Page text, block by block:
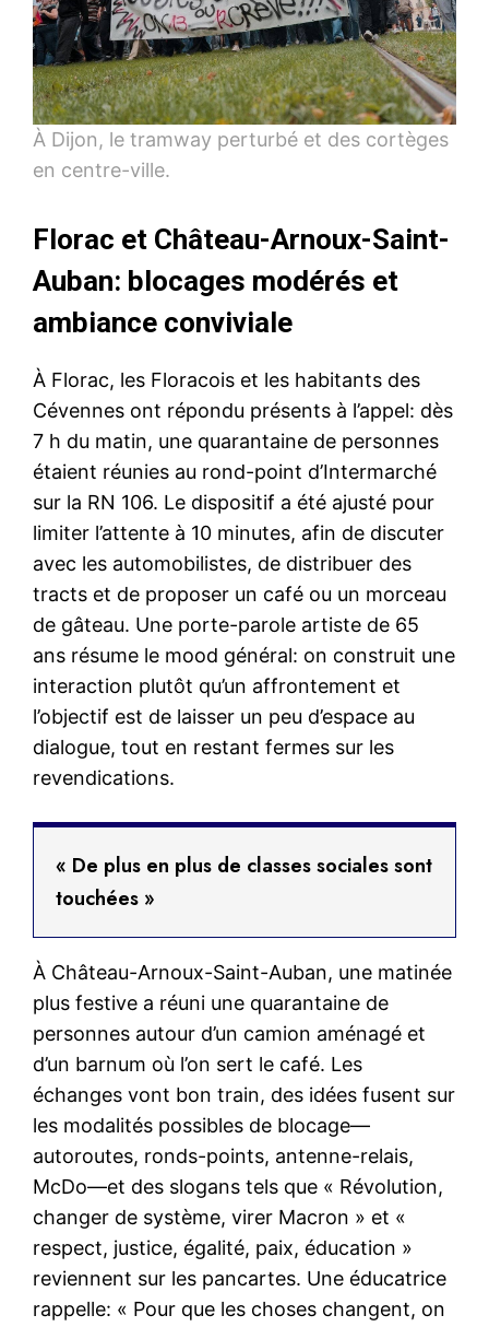
À Dijon, le tramway perturbé et des cortèges
en centre-ville.
Florac et Château-Arnoux-Saint-
Auban: blocages modérés et
ambiance conviviale
À Florac, les Floracois et les habitants des
Cévennes ont répondu présents à l’appel: dès
7 h du matin, une quarantaine de personnes
étaient réunies au rond-point d’Intermarché
sur la RN 106. Le dispositif a été ajusté pour
limiter l’attente à 10 minutes, afin de discuter
avec les automobilistes, de distribuer des
tracts et de proposer un café ou un morceau
de gâteau. Une porte-parole artiste de 65
ans résume le mood général: on construit une
interaction plutôt qu’un affrontement et
l’objectif est de laisser un peu d’espace au
dialogue, tout en restant fermes sur les
revendications.
« De plus en plus de classes sociales sont
touchées »
À Château-Arnoux-Saint-Auban, une matinée
plus festive a réuni une quarantaine de
personnes autour d’un camion aménagé et
d’un barnum où l’on sert le café. Les
échanges vont bon train, des idées fusent sur
les modalités possibles de blocage—
autoroutes, ronds-points, antenne-relais,
McDo—et des slogans tels que « Révolution,
changer de système, virer Macron » et «
respect, justice, égalité, paix, éducation »
reviennent sur les pancartes. Une éducatrice
rappelle: « Pour que les choses changent, on